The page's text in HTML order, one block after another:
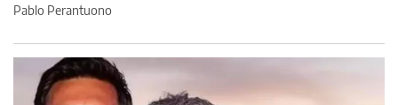
Pablo Perantuono